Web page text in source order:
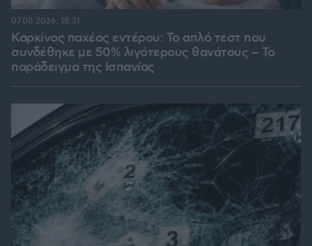
Καρκίνος παχέος εντέρου: Το απλό τεστ που
συνδέθηκε με 50% λιγότερους θανάτους – Το
παράδειγμα της Ισπανίας
07.08.2026, 18:31